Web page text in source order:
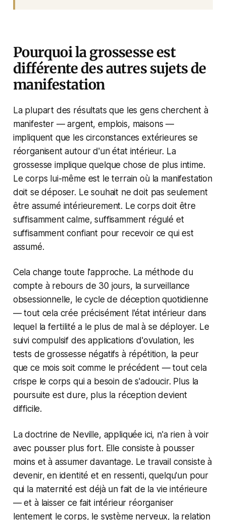
Pourquoi la grossesse est
différente des autres sujets de
manifestation
La plupart des résultats que les gens cherchent à
manifester — argent, emplois, maisons —
impliquent que les circonstances extérieures se
réorganisent autour d'un état intérieur. La
grossesse implique quelque chose de plus intime.
Le corps lui-même est le terrain où la manifestation
doit se déposer. Le souhait ne doit pas seulement
être assumé intérieurement. Le corps doit être
suffisamment calme, suffisamment régulé et
suffisamment confiant pour recevoir ce qui est
assumé.
Cela change toute l'approche. La méthode du
compte à rebours de 30 jours, la surveillance
obsessionnelle, le cycle de déception quotidienne
— tout cela crée précisément l'état intérieur dans
lequel la fertilité a le plus de mal à se déployer. Le
suivi compulsif des applications d'ovulation, les
tests de grossesse négatifs à répétition, la peur
que ce mois soit comme le précédent — tout cela
crispe le corps qui a besoin de s'adoucir. Plus la
poursuite est dure, plus la réception devient
difficile.
La doctrine de Neville, appliquée ici, n'a rien à voir
avec pousser plus fort. Elle consiste à pousser
moins et à assumer davantage. Le travail consiste à
devenir, en identité et en ressenti, quelqu'un pour
qui la maternité est déjà un fait de la vie intérieure
— et à laisser ce fait intérieur réorganiser
lentement le corps, le système nerveux, la relation